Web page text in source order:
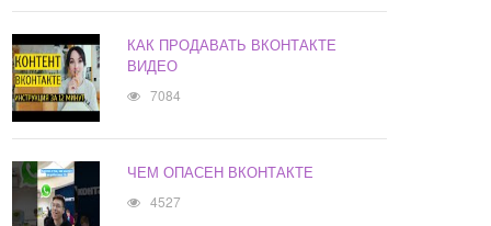
КАК ПРОДАВАТЬ ВКОНТАКТЕ
ВИДЕО
7084
ЧЕМ ОПАСЕН ВКОНТАКТЕ
4527